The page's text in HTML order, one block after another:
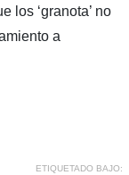
los ‘granota’ no
a
ETIQUETADO BAJO: